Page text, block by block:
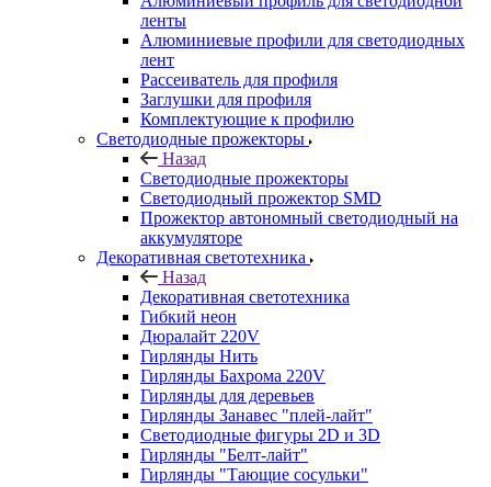
ленты
Алюминиевые профили для светодиодных
лент
Рассеиватель для профиля
Заглушки для профиля
Комплектующие к профилю
Светодиодные прожекторы
Назад
Светодиодные прожекторы
Светодиодный прожектор SMD
Прожектор автономный светодиодный на
аккумуляторе
Декоративная светотехника
Назад
Декоративная светотехника
Гибкий неон
Дюралайт 220V
Гирлянды Нить
Гирлянды Бахрома 220V
Гирлянды для деревьев
Гирлянды Занавес "плей-лайт"
Светодиодные фигуры 2D и 3D
Гирлянды "Белт-лайт"
Гирлянды "Тающие сосульки"